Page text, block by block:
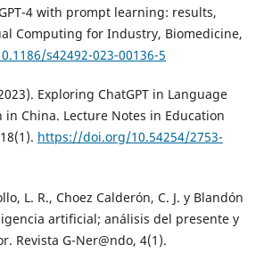
4 with prompt learning: results,
Computing for Industry, Biomedicine,
s42492-023-00136-5
Exploring ChatGPT in Language
China. Lecture Notes in Education
https://doi.org/10.54254/2753-
L. R., Choez Calderón, C. J. y Blandón
artificial; análisis del presente y
Revista G-Ner@ndo, 4(1).